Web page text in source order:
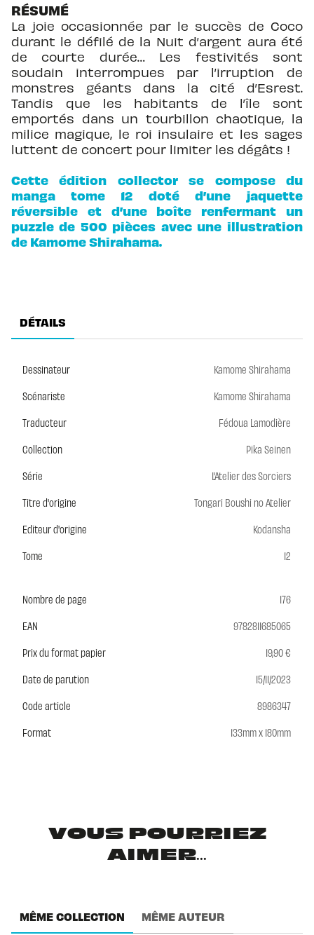
RÉSUMÉ
La joie occasionnée par le succès de Coco
durant le défilé de la Nuit d’argent aura été
de courte durée… Les festivités sont
soudain interrompues par l’irruption de
monstres géants dans la cité d’Esrest.
Tandis que les habitants de l’île sont
emportés dans un tourbillon chaotique, la
milice magique, le roi insulaire et les sages
luttent de concert pour limiter les dégâts !
Cette édition collector se compose du
manga tome 12 doté d’une jaquette
réversible et d’une boîte renfermant un
puzzle de 500 pièces avec une illustration
de Kamome Shirahama.
DÉTAILS
Dessinateur
Kamome Shirahama
Scénariste
Kamome Shirahama
Traducteur
Fédoua Lamodière
Collection
Pika Seinen
Série
L'Atelier des Sorciers
Titre d'origine
Tongari Boushi no Atelier
Editeur d'origine
Kodansha
Tome
12
Nombre de page
176
EAN
9782811685065
Prix du format papier
19,90 €
Date de parution
15/11/2023
Code article
8986347
Format
133mm x 180mm
VOUS POURRIEZ
AIMER...
MÊME COLLECTION MÊME AUTEUR